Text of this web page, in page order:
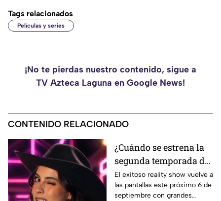
Tags relacionados
Películas y series
¡No te pierdas nuestro contenido, sigue a
TV Azteca Laguna en Google News!
CONTENIDO RELACIONADO
¿Cuándo se estrena la
segunda temporada de
La Granja VIP en
Azteca Uno?
El exitoso reality show vuelve a
las pantallas este próximo 6 de
septiembre con grandes